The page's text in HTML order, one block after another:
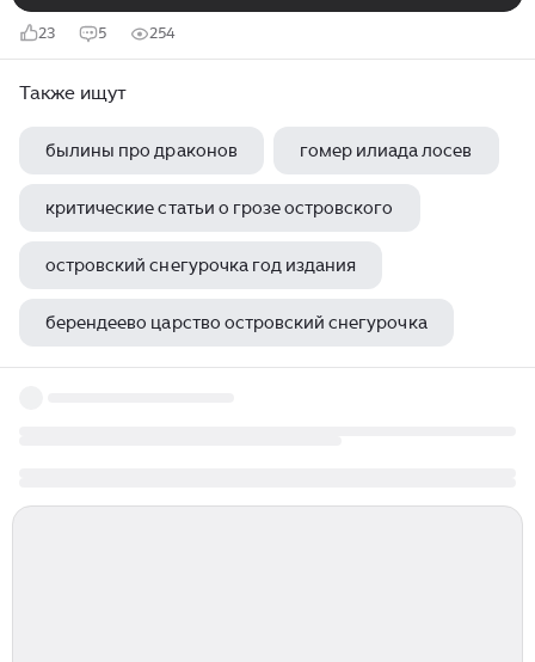
23 5 254
Также ищут
былины про драконов гомер илиада лосев
критические статьи о грозе островского
островский снегурочка год издания
берендеево царство островский снегурочка